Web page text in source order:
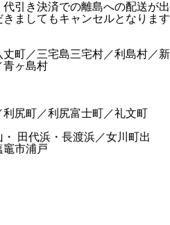
代引き決済での離島への配送が出
ましてもキャンセルとなります
町／三宅島三宅村／利島村／新
青ヶ島村
尻町／利尻富士町／礼文町
田代浜・長渡浜／女川町出
竈市浦戸